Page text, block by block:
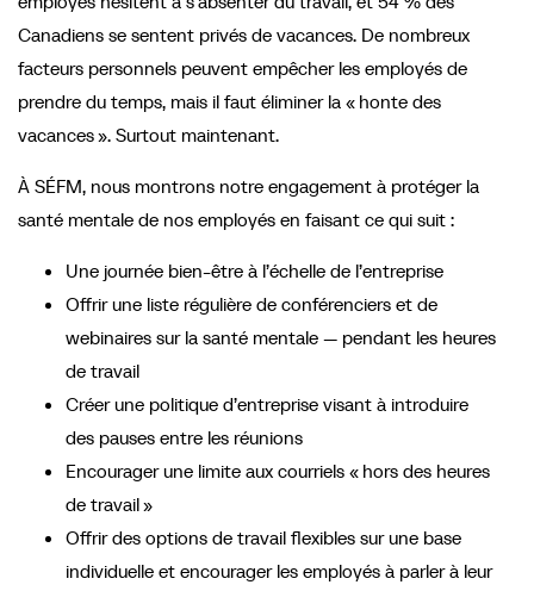
Canadiens se sentent privés de vacances. De nombreux
facteurs personnels peuvent empêcher les employés de
prendre du temps, mais il faut éliminer la « honte des
vacances ». Surtout maintenant.
À SÉFM, nous montrons notre engagement à protéger la
santé mentale de nos employés en faisant ce qui suit :
Une journée bien-être à l’échelle de l’entreprise
Offrir une liste régulière de conférenciers et de
webinaires sur la santé mentale — pendant les heures
de travail
Créer une politique d’entreprise visant à introduire
des pauses entre les réunions
Encourager une limite aux courriels « hors des heures
de travail »
Offrir des options de travail flexibles sur une base
individuelle et encourager les employés à parler à leur